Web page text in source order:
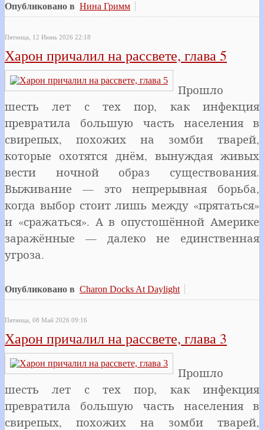
Опубликовано в Нина Гримм
Пятница, 12 Июнь 2026 22:18
Харон причалил на рассвете, глава 5
Прошло
шесть лет с тех пор, как инфекция
превратила большую часть населения в
свирепых, похожих на зомби тварей,
которые охотятся днём, вынуждая живых
вести ночной образ существования.
Выживание — это непрерывная борьба,
когда выбор стоит лишь между «прятаться»
и «сражаться». А в опустошённой Америке
заражённые — далеко не единственная
угроза.
Опубликовано в Charon Docks At Daylight
Пятница, 08 Май 2026 09:16
Харон причалил на рассвете, глава 3
Прошло
шесть лет с тех пор, как инфекция
превратила большую часть населения в
свирепых, похожих на зомби тварей,